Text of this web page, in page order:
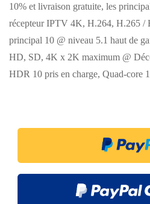
10% et livraison gratuite, les
récepteur IPTV 4K, H.264, H.265
principal 10 @ niveau 5.1 haut de
HD, SD, 4K x 2K maximum @
HDR 10 pris en charge, Quad-core